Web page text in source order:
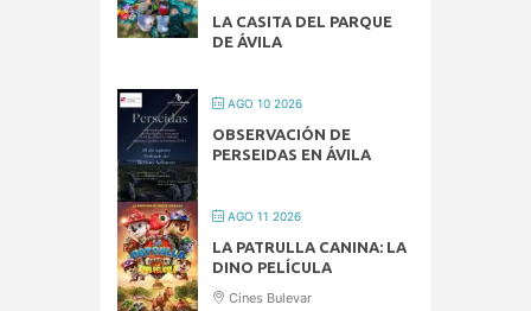
LA CASITA DEL PARQUE
DE ÁVILA
AGO 10 2026
OBSERVACIÓN DE
PERSEIDAS EN ÁVILA
AGO 11 2026
LA PATRULLA CANINA: LA
DINO PELÍCULA
Cines Bulevar